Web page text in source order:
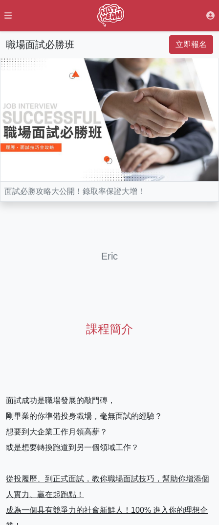
職場面試必勝班 立即報名
面試必勝攻略大公開！錄取率保證大增！
Eric
課程簡介
面試成功是職場發展的敲門磚，
剛畢業的你準備投身職場，毫無面試的經驗？
想要到大企業工作月領高薪？
或是想要轉換跑道到另一個領域工作？
從投履歷、到正式面試，教你職場面試技巧，幫助你增添個
人實力、贏在起跑點！
成為一個具有競爭力的社會新鮮人！100% 進入你的理想企